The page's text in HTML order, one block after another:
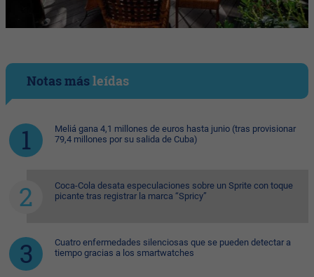
Notas másleídas
Meliá gana 4,1 millones de euros hasta junio (tras provisionar
79,4 millones por su salida de Cuba)
Coca-Cola desata especulaciones sobre un Sprite con toque
picante tras registrar la marca “Spricy”
Cuatro enfermedades silenciosas que se pueden detectar a
tiempo gracias a los smartwatches